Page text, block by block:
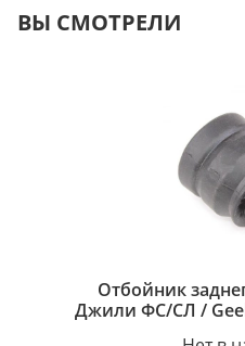
ВЫ СМОТРЕЛИ
Отбойник